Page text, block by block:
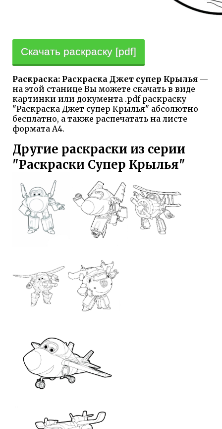
Скачать раскраску [pdf]
Раскраска: Раскраска Джет супер Крылья —
на этой станице Вы можете скачать в виде
картинки или документа .pdf раскраску
"Раскраска Джет супер Крылья" абсолютно
бесплатно, а также распечатать на листе
формата А4.
Другие раскраски из серии
"Раскраски Супер Крылья"